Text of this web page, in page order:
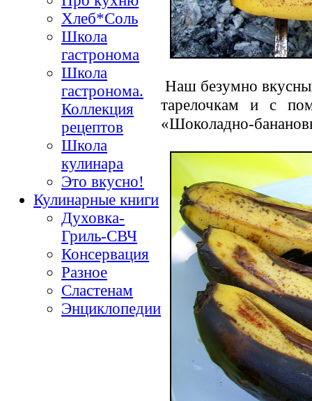
Хлеб*Соль
Школа
гастронома
Школа
гастронома.
Коллекция
рецептов
Школа
кулинара
Это вкусно!
Кулинарные книги
Духовка-
Гриль-СВЧ
Консервация
Разное
Сластенам
Энциклопедии
Наш безумно
тарелочкам и с
«Шоколадно-